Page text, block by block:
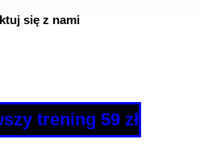
się z nami
trening 59 zł